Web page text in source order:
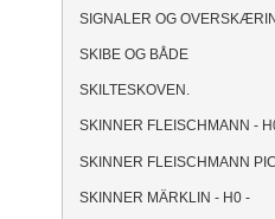
SIGNALER OG
SKIBE OG BÅDE
SKILTESKOVEN.
SKINNER FLEISCHMANN -
SKINNER FLEISCHMANN
SKINNER MÄRKLIN - H0 -